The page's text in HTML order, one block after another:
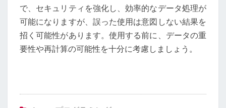
で、セキュリティを強化し、効率的なデータ処理が
可能になりますが、誤った使用は意図しない結果を
招く可能性があります。使用する前に、データの重
要性や再計算の可能性を十分に考慮しましょう。